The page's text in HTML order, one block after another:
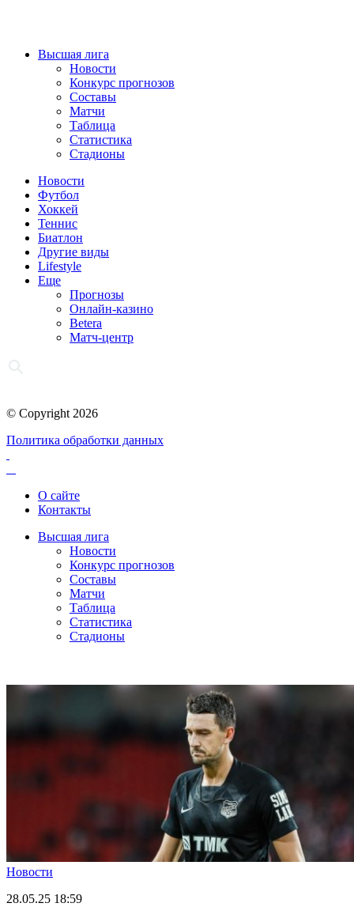
Высшая лига
Новости
Конкурс прогнозов
Составы
Матчи
Таблица
Статистика
Стадионы
Новости
Футбол
Хоккей
Теннис
Биатлон
Другие виды
Lifestyle
Еще
Прогнозы
Онлайн-казино
Betera
Матч-центр
© Copyright 2026
Политика обработки данных
О сайте
Контакты
Высшая лига
Новости
Конкурс прогнозов
Составы
Матчи
Таблица
Статистика
Стадионы
Новости
28.05.25 18:59